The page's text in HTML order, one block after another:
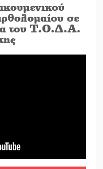
σε
του Τ.Ο.Δ.Α.